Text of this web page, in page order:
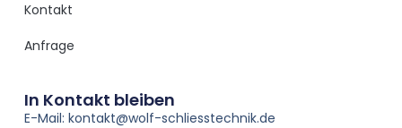
In Kontakt bleiben
E-Mail: kontakt@wolf-schliesstechnik.de
Kontakt
Anfrage